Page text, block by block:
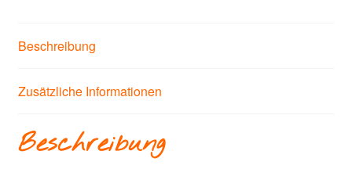
Beschreibung
Zusätzliche Informationen
Beschreibung